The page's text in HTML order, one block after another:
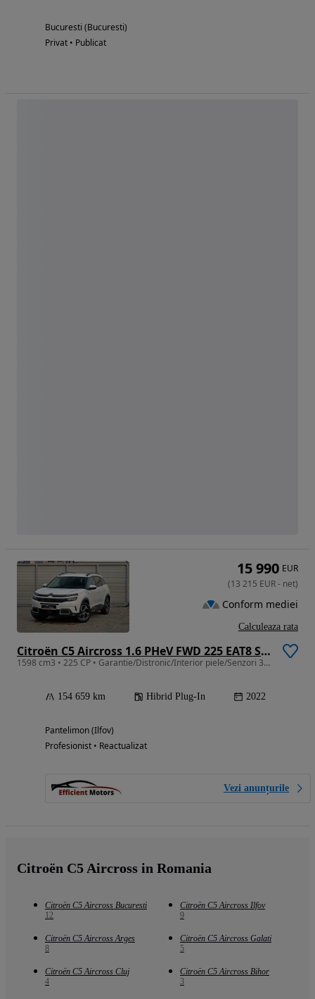
Bucuresti (Bucuresti)
Privat • Publicat
Citroën C5 Aircross 1.6 PHeV FWD 225 EAT8 Shine
1598 cm3 • 225 CP • Garantie/Distronic/Interior piele/Senzori 360/Keyless/Camera fata-spat
154 659 km Hibrid Plug-In 2022
Pantelimon (Ilfov)
Profesionist • Reactualizat
Vezi anunțurile
15 990 EUR
(13 215 EUR- net)
Conform mediei
Calculeaza rata
Citroën C5 Aircross in Romania
Citroën C5 Aircross Bucuresti
12
Citroën C5 Aircross Ilfov
9
Citroën C5 Aircross Arges
8
Citroën C5 Aircross Galati
5
Citroën C5 Aircross Cluj
4
Citroën C5 Aircross Bihor
3